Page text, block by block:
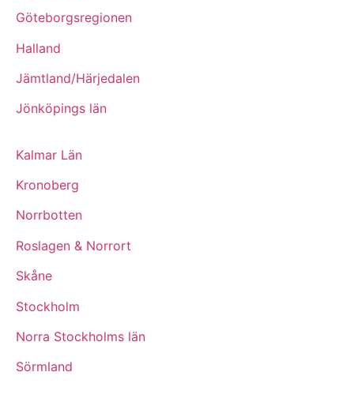
Göteborgsregionen
Halland
Jämtland/Härjedalen
Jönköpings län
Kalmar Län
Kronoberg
Norrbotten
Roslagen & Norrort
Skåne
Stockholm
Norra Stockholms län
Sörmland